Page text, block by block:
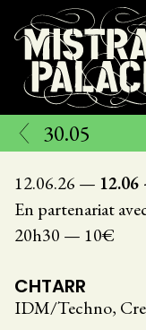
Aller
au
contenu
principal
30.05
12.06.26 —
En partenariat
20h30 — 10€
CHTARR
IDM/Techno,